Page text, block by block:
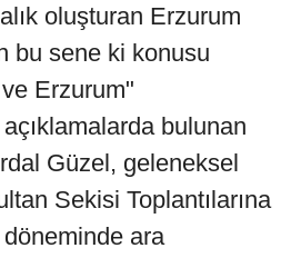
oluşturan Erzurum
bu sene ki konusu
Erzurum"
bulunan
Güzel, geleneksel
Sekisi Toplantılarına
ara